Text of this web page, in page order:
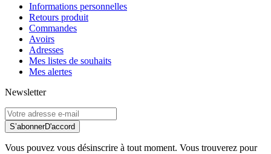
Informations personnelles
Retours produit
Commandes
Avoirs
Adresses
Mes listes de souhaits
Mes alertes
Newsletter
S’abonnerD'accord
Vous pouvez vous désinscrire à tout moment. Vous trouverez pour